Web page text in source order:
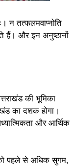
न तत्फलमवाप्नोति
हैं। और इन अनुष्ठानों
की भूमिका
का दशक होगा।
और आर्थिक
को पहले से अधिक सुगम,